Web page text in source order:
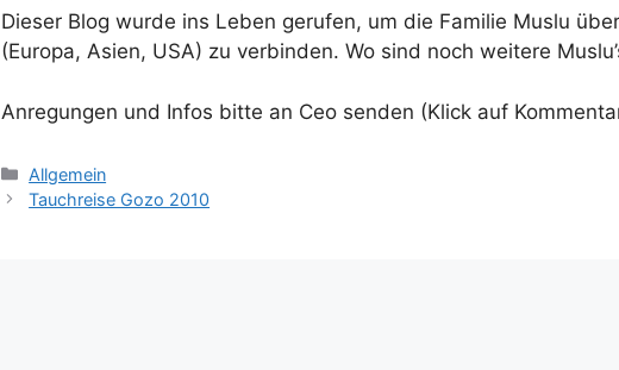
Dieser Blog wurde ins Leben gerufen, um die Familie Muslu
(Europa, Asien, USA) zu verbinden. Wo sind noch weitere
Anregungen und Infos bitte an Ceo senden (Klick auf
Kategorien
Allgemein
Tauchreise Gozo 2010